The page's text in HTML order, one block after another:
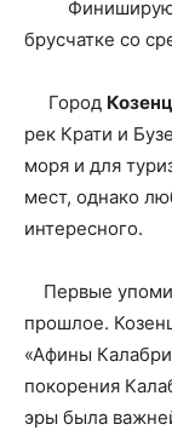
Финишируют
брусчатке со
Город
рек Крати и
моря и для
мест, однако
интересного.
Первые
прошлое.
«Афины
покорения
эры была